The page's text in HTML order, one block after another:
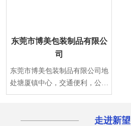
东莞市博美包装制品有限公
司
东莞市博美包装制品有限公司地
处塘厦镇中心，交通便利，公司
环境优美。本公司创建于1994
走进新望